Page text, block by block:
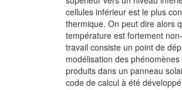
cellules inférieur est le plus
thermique. On peut dire alors
température est fortement
travail consiste un point de
modélisation des
produits dans un panneau
code de calcul à été